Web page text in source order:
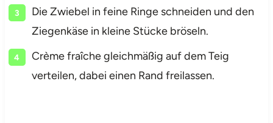
Die Zwiebel in feine Ringe schneiden und den
Ziegenkäse in kleine Stücke bröseln.
Crème fraîche gleichmäßig auf dem Teig
verteilen, dabei einen Rand freilassen.